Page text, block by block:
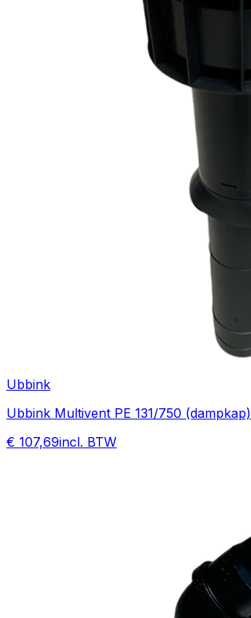
Ubbink
Ubbink Multivent PE 131/750 (dampkap)
€ 107,69incl. BTW